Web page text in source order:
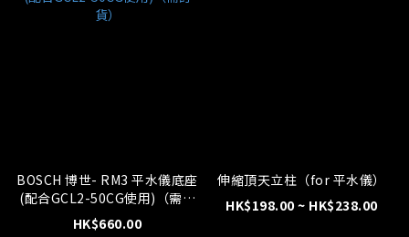
BOSCH 博世- RM3 平水儀底座
(配合GCL2-50CG使用)（需訂
貨）
HK$660.00
伸縮頂天立柱（for 平水儀）
HK$198.00 ~ HK$238.00